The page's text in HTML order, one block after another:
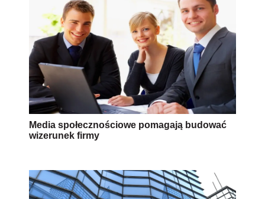
Media społecznościowe pomagają budować
wizerunek firmy